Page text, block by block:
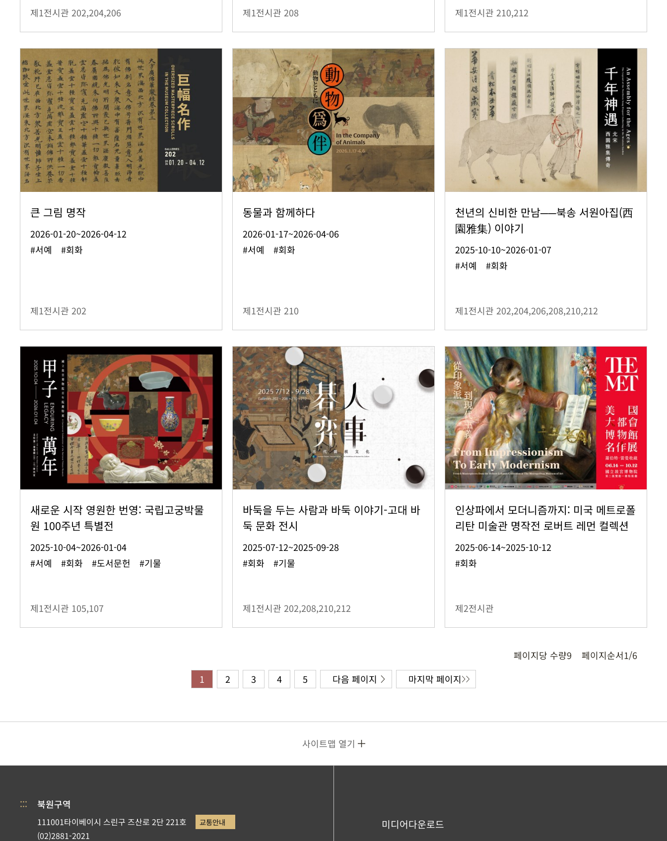
제1전시관 202,204,206 제1전시관 208 제1전시관 210,212
큰 그림 명작
2026-01-20~2026-04-12
#서예 #회화
제1전시관 202
동물과 함께하다
2026-01-17~2026-04-06
#서예 #회화
제1전시관 210
천년의 신비한 만남──북송 서원아집(西
園雅集) 이야기
2025-10-10~2026-01-07
#서예 #회화
제1전시관 202,204,206,208,210,212
새로운 시작 영원한 번영: 국립고궁박물
원 100주년 특별전
2025-10-04~2026-01-04
#서예 #회화 #도서문헌 #기물
제1전시관 105,107
바둑을 두는 사람과 바둑 이야기-고대 바
둑 문화 전시
2025-07-12~2025-09-28
#회화 #기물
제1전시관 202,208,210,212
인상파에서 모더니즘까지: 미국 메트로폴
리탄 미술관 명작전 로버트 레먼 컬렉션
2025-06-14~2025-10-12
#회화
제2전시관
페이지당 수량9 페이지순서1/6
1
2 3 4 5 다음 페이지 마지막 페이지
사이트맵 열기
::: 북원구역
111001타이베이시 스린구 즈산로 2단 221호 교통안내
(02)2881-2021
미디어다운로드